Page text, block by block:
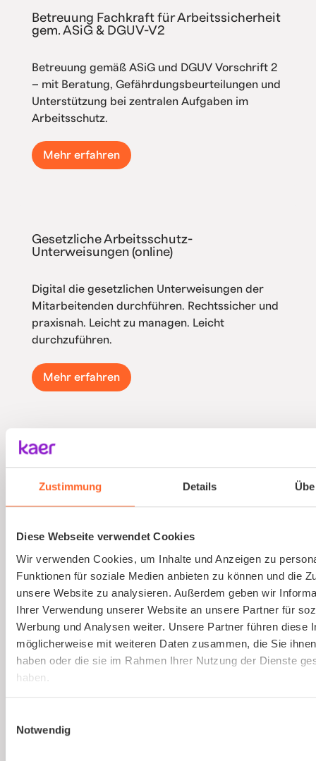
Zustimmung Details
Diese Webseite verwendet Cookies
Wir verwenden Cookies, um Inhalte und Anzeigen zu
Funktionen für soziale Medien anbieten zu können und die
unsere Website zu analysieren. Außerdem geben wir
Ihrer Verwendung unserer Website an unsere Partner für
Werbung und Analysen weiter. Unsere Partner führen diese
möglicherweise mit weiteren Daten zusammen, die Sie
haben oder die sie im Rahmen Ihrer Nutzung der Dienste
haben.
Notwendig
Betreuung Fachkraft für Arbeitssicherheit
gem. ASiG & DGUV-V2
Betreuung gemäß ASiG und DGUV Vorschrift 2
– mit Beratung, Gefährdungsbeurteilungen und
Unterstützung bei zentralen Aufgaben im
Arbeitsschutz.
Mehr erfahren
Gesetzliche Arbeitsschutz-
Unterweisungen (online)
Digital die gesetzlichen Unterweisungen der
Mitarbeitenden durchführen. Rechtssicher und
praxisnah. Leicht zu managen. Leicht
durchzuführen.
Mehr erfahren
Online und live die Ausbildung zum
und interessant.
Mehr erfahren